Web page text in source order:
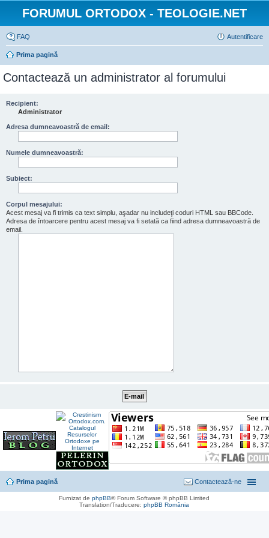
FORUMUL ORTODOX - TEOLOGIE.NET
FAQ Autentificare
Prima pagină
Contactează un administrator al forumului
Recipient:
Administrator
Adresa dumneavoastră de email:
Numele dumneavoastră:
Subiect:
Corpul mesajului:
Acest mesaj va fi trimis ca text simplu, aşadar nu includeţi coduri HTML sau BBCode.
Adresa de întoarcere pentru acest mesaj va fi setată ca fiind adresa dumneavoastră de
email.
Prima pagină Contactează-ne
Furnizat dephpBB® Forum Software © phpBB Limited
Translation/Traducere:phpBB România